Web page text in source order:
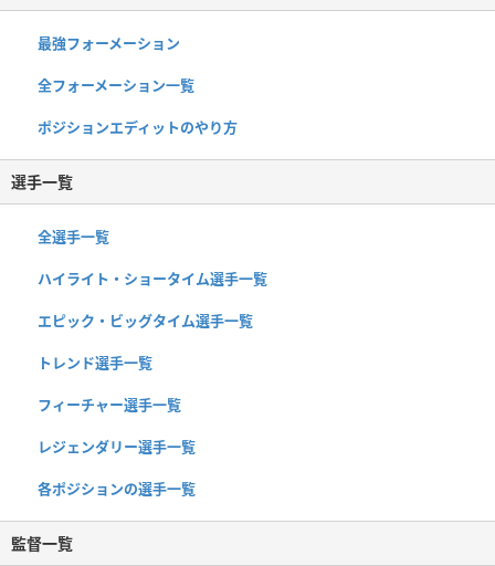
最強フォーメーション
全フォーメーション一覧
ポジションエディットのやり方
選手一覧
全選手一覧
ハイライト・ショータイム選手一覧
エピック・ビッグタイム選手一覧
トレンド選手一覧
フィーチャー選手一覧
レジェンダリー選手一覧
各ポジションの選手一覧
監督一覧